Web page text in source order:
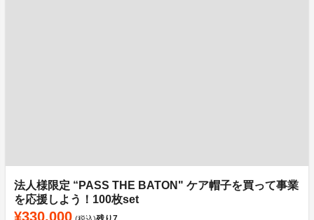
法人様限定 “PASS THE BATON" ケア帽子を買って事業
を応援しよう！100枚set
¥330,000